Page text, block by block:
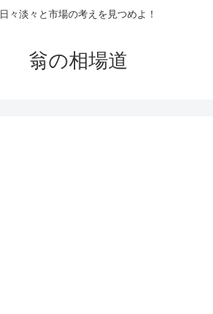
日々淡々と市場の考えを見つめよ！
翁の相場道